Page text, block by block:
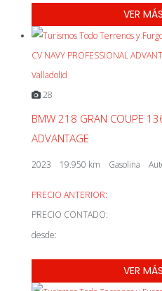
VER
28
BMW 218 GRAN COUPE
ADVANTAGE
2023 19.950 km Gasolina
PRECIO ANTERIOR:
PRECIO CONTADO:
desde:
VER